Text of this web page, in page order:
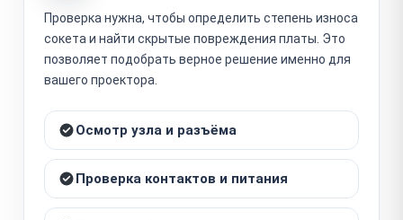
Проверка нужна, чтобы определить степень износа
сокета и найти скрытые повреждения платы. Это
позволяет подобрать верное решение именно для
вашего проектора.
Осмотр узла и разъёма
Проверка контактов и питания